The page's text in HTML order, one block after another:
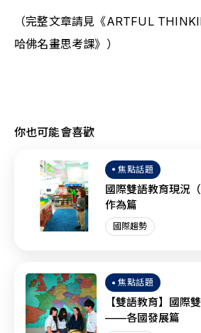
（完整文章請見《ARTFUL
哈佛名畫思考課》）
你也可能會喜歡
焦點話題
國際雙語教育現況
作為篇
國際趨勢
焦點話題
【雙語教育】國際
——各國發展篇